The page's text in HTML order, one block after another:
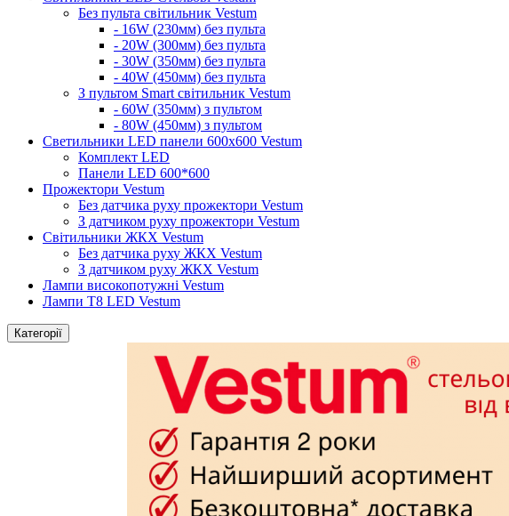
Без пульта світильник Vestum
- 16W (230мм) без пульта
- 20W (300мм) без пульта
- 30W (350мм) без пульта
- 40W (450мм) без пульта
З пультом Smart світильник Vestum
- 60W (350мм) з пультом
- 80W (450мм) з пультом
Светильники LED панели 600х600 Vestum
Комплект LED
Панели LED 600*600
Прожектори Vestum
Без датчика руху прожектори Vestum
З датчиком руху прожектори Vestum
Світильники ЖКХ Vestum
Без датчика руху ЖКХ Vestum
З датчиком руху ЖКХ Vestum
Лампи високопотужні Vestum
Лампи Т8 LED Vestum
Категорії